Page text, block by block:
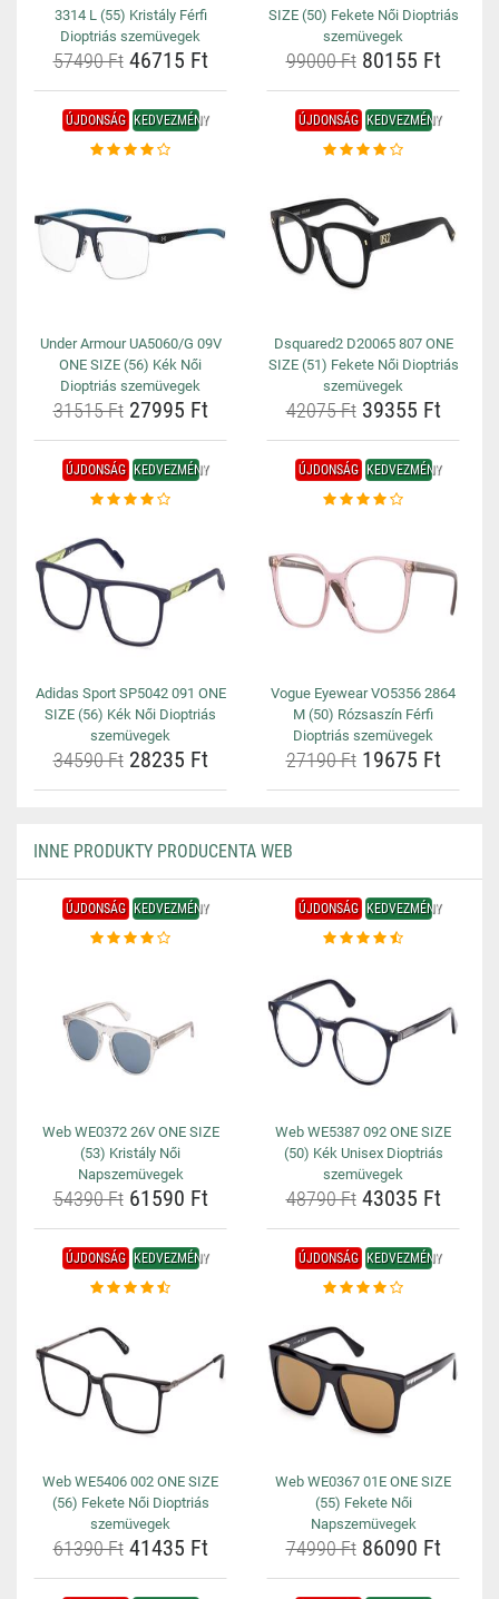
3314 L (55) Kristály Férfi
Dioptriás szemüvegek
57490 Ft46715 Ft
SIZE (50) Fekete Női Dioptriás
szemüvegek
99000 Ft80155 Ft
ÚJDONSÁG KEDVEZMÉNY
Under Armour UA5060/G 09V
ONE SIZE (56) Kék Női
Dioptriás szemüvegek
31515 Ft27995 Ft
ÚJDONSÁG KEDVEZMÉNY
Dsquared2 D20065 807 ONE
SIZE (51) Fekete Női Dioptriás
szemüvegek
42075 Ft39355 Ft
ÚJDONSÁG KEDVEZMÉNY
Adidas Sport SP5042 091 ONE
SIZE (56) Kék Női Dioptriás
szemüvegek
34590 Ft28235 Ft
ÚJDONSÁG KEDVEZMÉNY
Vogue Eyewear VO5356 2864
M (50) Rózsaszín Férfi
Dioptriás szemüvegek
27190 Ft19675 Ft
INNE PRODUKTY PRODUCENTA WEB
ÚJDONSÁG KEDVEZMÉNY
Web WE0372 26V ONE SIZE
(53) Kristály Női
Napszemüvegek
54390 Ft61590 Ft
ÚJDONSÁG KEDVEZMÉNY
Web WE5387 092 ONE SIZE
(50) Kék Unisex Dioptriás
szemüvegek
48790 Ft43035 Ft
ÚJDONSÁG KEDVEZMÉNY
Web WE5406 002 ONE SIZE
(56) Fekete Női Dioptriás
szemüvegek
61390 Ft41435 Ft
ÚJDONSÁG KEDVEZMÉNY
Web WE0367 01E ONE SIZE
(55) Fekete Női
Napszemüvegek
74990 Ft86090 Ft